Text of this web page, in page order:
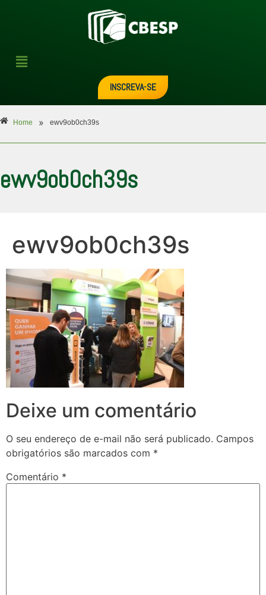
INSCREVA-SE
Home » ewv9ob0ch39s
ewv9ob0ch39s
ewv9ob0ch39s
Deixe um comentário
O seu endereço de e-mail não será publicado. Campos
obrigatórios são marcados com *
Comentário *